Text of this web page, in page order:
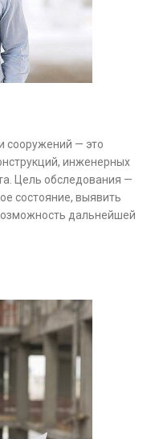
сооружений — это
инженерных
Цель обследования —
состояние, выявить
дальнейшей